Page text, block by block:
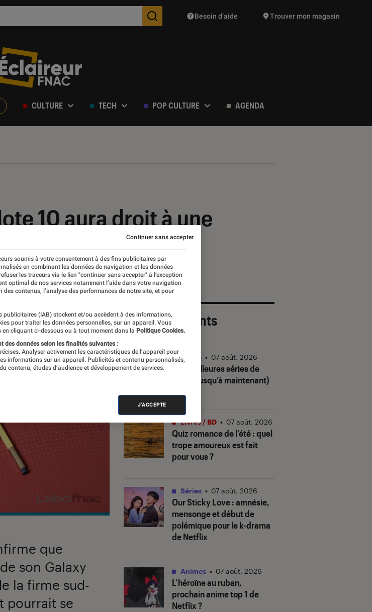
Des suggestions de produits vont vous être proposées
Besoin d’aide Trouver mon magasin
CULTURE TECH POP CULTURE AGENDA
10 aura droit à une
que
son Galaxy
la firme sud-
pourrait se
Les plus récents
Les meilleures séries de
2026 (jusqu’à maintenant)
Séries • 07 août. 2026
Quiz romance de l’été : quel
trope amoureux est fait
pour vous ?
Livres / BD • 07 août. 2026
Our Sticky Love: amnésie,
mensonge et début de
polémique pour le k-drama
de Netflix
Séries • 07 août. 2026
L’héroïne au ruban,
prochain anime top 1 de
Netflix ?
Animes • 07 août. 2026
soumis à votre consentement à des fins publicitaires par
en combinant les données de navigation et les données
les traceurs via le lien "continuer sans accepter" à l’exception
optimal de nos services notamment l’aide dans votre navigation
contenus, l’analyse des performances de notre site, et pour
publicitaires (IAB) stockent et/ou accèdent à des informations,
pour traiter les données personnelles, sur un appareil. Vous
en cliquant ci-dessous ou à tout moment dans la Politique Cookies.
des données selon les finalités suivantes :
Analyser activement les caractéristiques de l’appareil pour
informations sur un appareil. Publicités et contenu personnalisés,
contenu, études d’audience et développement de services.
J'ACCEPTE
Continuer sans accepter